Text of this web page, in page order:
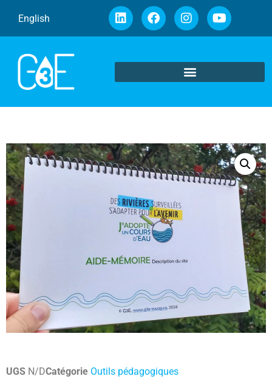
English
UGS N/DCatégorie Outils pédagogiques